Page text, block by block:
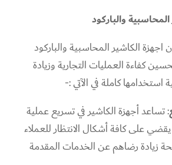
والباركود
الكاشير المحاسبية والباركود
كفاءة العمليات التجارية وزيادة
استخدامها كاملة في الآتي :-
: تساعد أجهزة الكاشير في تسريع عملية
على كافة أشكال الانتظار للعملاء
زيادة رضاهم عن الخدمات المقدمة